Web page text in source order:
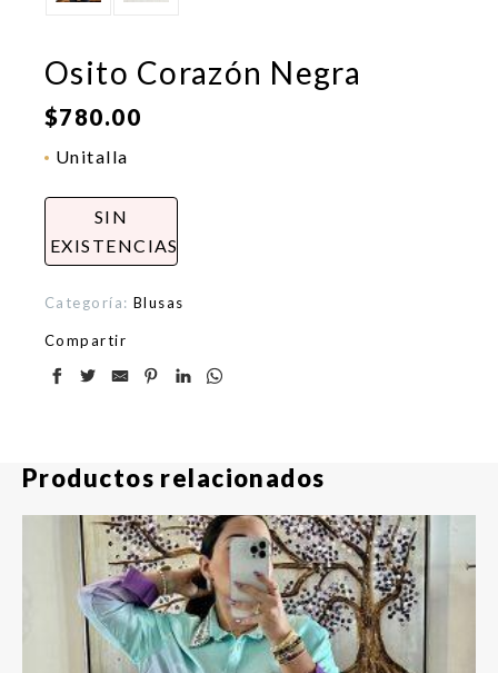
Osito Corazón Negra
$780.00
Unitalla
SIN
EXISTENCIAS
Categoría: Blusas
Compartir
Productos relacionados